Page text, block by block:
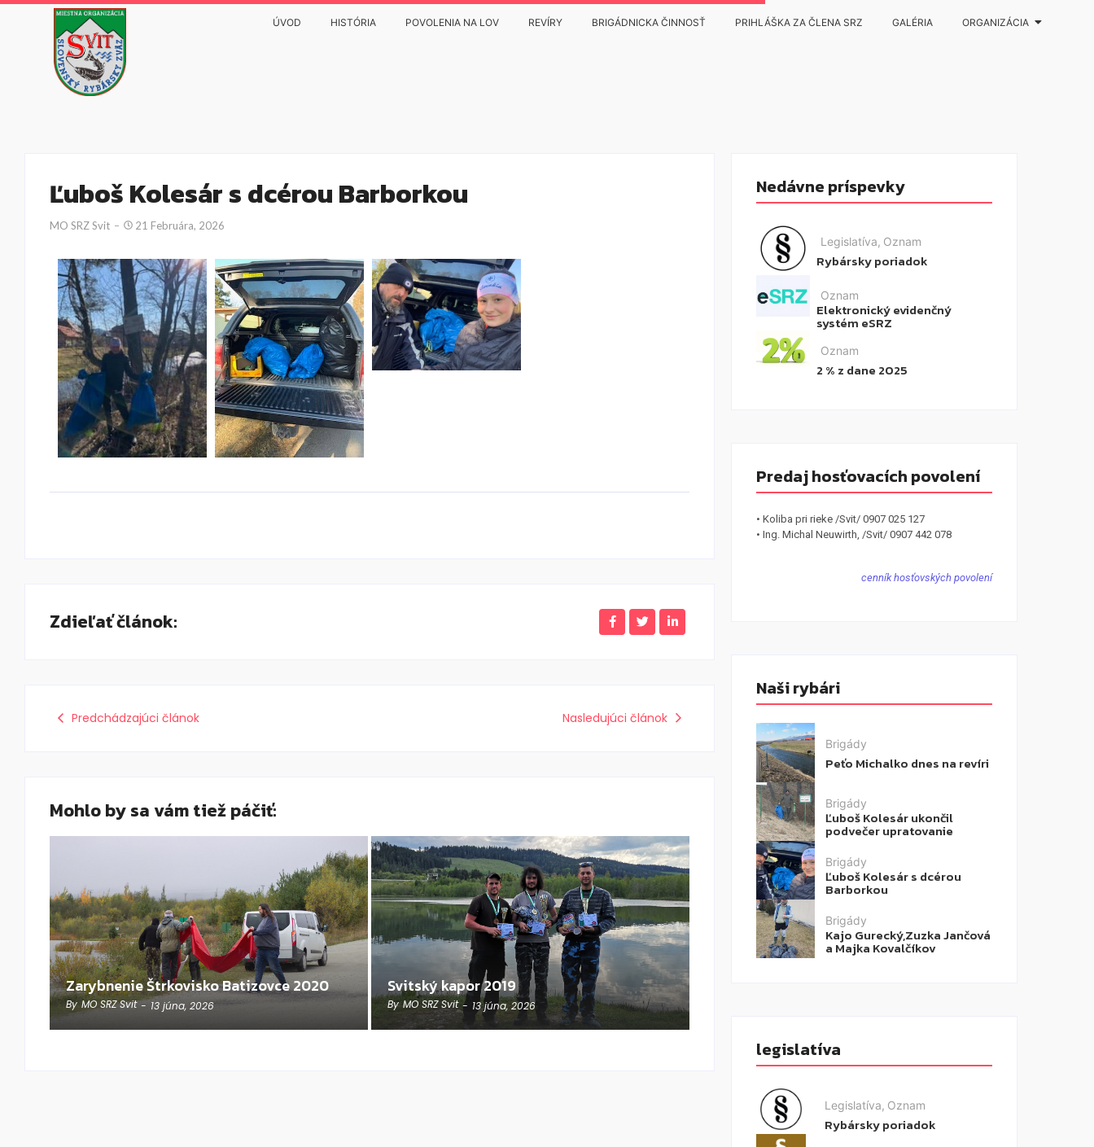
ÚVOD HISTÓRIA POVOLENIA NA LOV REVÍRY BRIGÁDNICKA ČINNOSŤ PRIHLÁŠKA ZA ČLENA SRZ GALÉRIA ORGANIZÁCIA
Ľuboš Kolesár s dcérou Barborkou
MO SRZ Svit 21 Februára, 2026
Zdieľať článok:
Predchádzajúci článok Nasledujúci článok
Mohlo by sa vám tiež páčiť:
Zarybnenie Štrkovisko Batizovce 2020
By MO SRZ Svit - 13 júna, 2026
Svitský kapor 2019
By MO SRZ Svit - 13 júna, 2026
Nedávne príspevky
Legislatíva, Oznam
Rybársky poriadok
Oznam
Elektronický evidenčný
systém eSRZ
Oznam
2 % z dane 2025
Predaj hosťovacích povolení
• Koliba pri rieke /Svit/ 0907 025 127
• Ing. Michal Neuwirth, /Svit/ 0907 442 078
cenník hosťovských povolení
Naši rybári
Brigády
Peťo Michalko dnes na revíri
Brigády
Ľuboš Kolesár ukončil
podvečer upratovanie
Brigády
Ľuboš Kolesár s dcérou
Barborkou
Brigády
Kajo Gurecký,Zuzka Jančová
a Majka Kovalčíkov
legislatíva
Legislatíva, Oznam
Rybársky poriadok